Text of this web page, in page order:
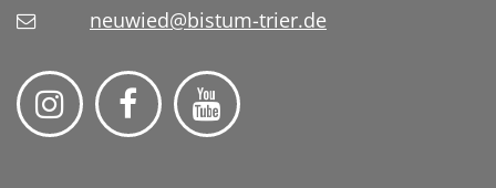
neuwied@bistum-trier.de